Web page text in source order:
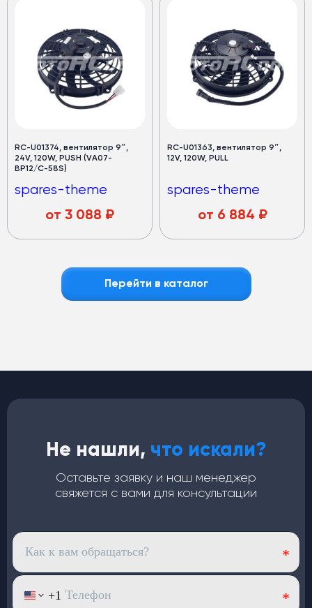
RC-U01374, вентилятор 9″,
24V, 120W, PUSH (VA07-
BP12/C-58S)
spares-theme
от 3 088 ₽
RC-U01363, вентилятор 9″,
12V, 120W, PULL
spares-theme
от 6 884 ₽
Перейти в каталог
Не нашли, что искали?
Оставьте заявку и наш менеджер
свяжется с вами для консультации